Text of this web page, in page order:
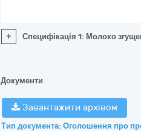
+ Специфікація 1: Молоко
Документи
Завантажити архівом
Тип документа: Оголошення про